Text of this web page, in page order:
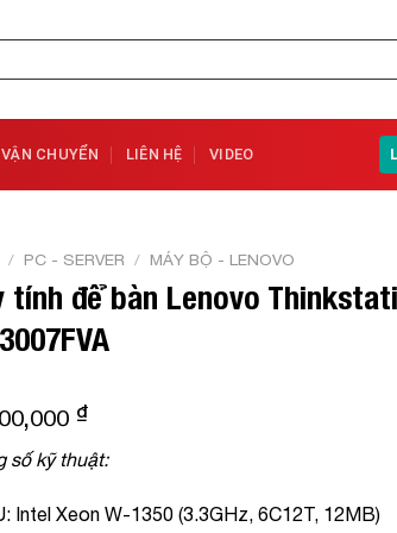
CHUYỂN LIÊN HỆ VIDEO
/ PC - SERVER / MÁY BỘ - LENOVO
tính để bàn Lenovo
₫
số kỹ thuật:
Intel Xeon W-1350 (3.3GHz, 6C12T, 12MB)